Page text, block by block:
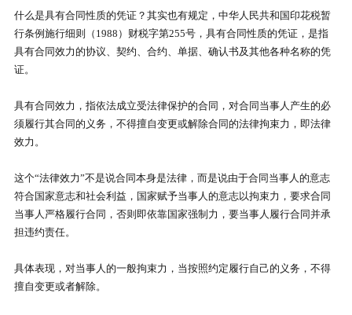
什么是具有合同性质的凭证？其实也有规定，中华人民共和国印花税暂
行条例施行细则（1988）财税字第255号，具有合同性质的凭证，是指
具有合同效力的协议、契约、合约、单据、确认书及其他各种名称的凭
证。
具有合同效力，指依法成立受法律保护的合同，对合同当事人产生的必
须履行其合同的义务，不得擅自变更或解除合同的法律拘束力，即法律
效力。
这个“法律效力”不是说合同本身是法律，而是说由于合同当事人的意志
符合国家意志和社会利益，国家赋予当事人的意志以拘束力，要求合同
当事人严格履行合同，否则即依靠国家强制力，要当事人履行合同并承
担违约责任。
具体表现，对当事人的一般拘束力，当按照约定履行自己的义务，不得
擅自变更或者解除。